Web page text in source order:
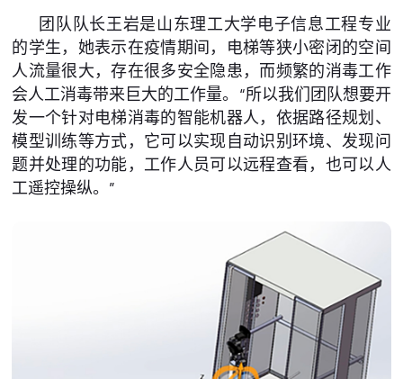
团队队长王岩是山东理工大学电子信息工程专业
的学生，她表示在疫情期间，电梯等狭小密闭的空间
人流量很大，存在很多安全隐患，而频繁的消毒工作
会人工消毒带来巨大的工作量。“所以我们团队想要开
发一个针对电梯消毒的智能机器人，依据路径规划、
模型训练等方式，它可以实现自动识别环境、发现问
题并处理的功能，工作人员可以远程查看，也可以人
工遥控操纵。”